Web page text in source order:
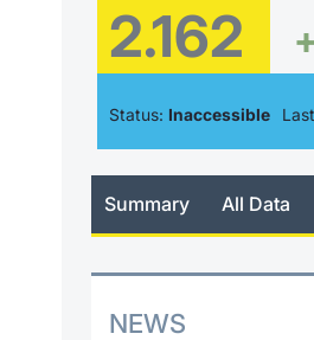
2.162
Status: Inaccessible
Summary All Data
NEWS